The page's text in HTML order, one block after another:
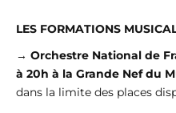
LES FORMATIONS
→ Orchestre National de
à 20h à la Grande Nef du
dans la limite des places